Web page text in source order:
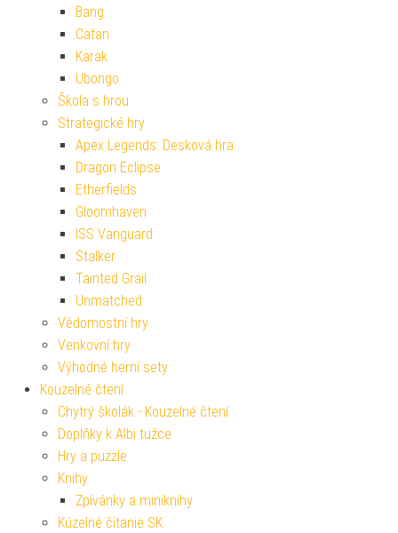
Bang
Catan
Karak
Ubongo
Škola s hrou
Strategické hry
Apex Legends: Desková hra
Dragon Eclipse
Etherfields
Gloomhaven
ISS Vanguard
Stalker
Tainted Grail
Unmatched
Vědomostní hry
Venkovní hry
Výhodné herní sety
Kouzelné čtení
Chytrý školák - Kouzelné čtení
Doplňky k Albi tužce
Hry a puzzle
Knihy
Zpívánky a miniknihy
Kúzelné čítanie SK